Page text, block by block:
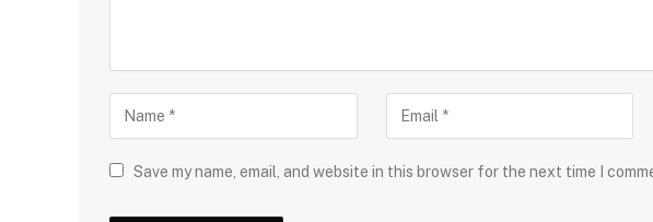
Save my name, email, and website in this browser for the next time I